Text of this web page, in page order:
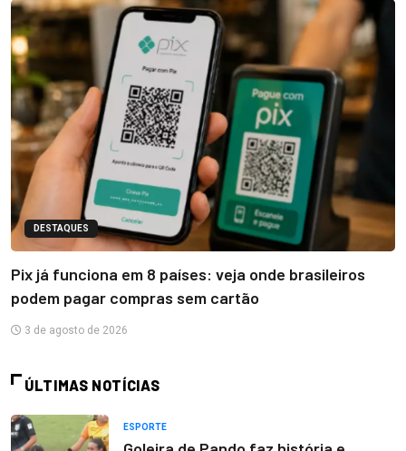
DESTAQUES
Pix já funciona em 8 países: veja onde brasileiros
podem pagar compras sem cartão
3 de agosto de 2026
ÚLTIMAS NOTÍCIAS
ESPORTE